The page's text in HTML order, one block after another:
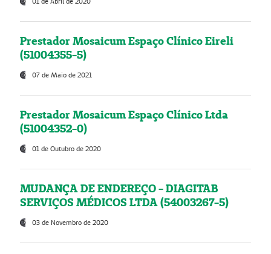
Prestador Mosaicum Espaço Clínico Eireli
(51004355-5)
07 de Maio de 2021
Prestador Mosaicum Espaço Clínico Ltda
(51004352-0)
01 de Outubro de 2020
MUDANÇA DE ENDEREÇO - DIAGITAB
SERVIÇOS MÉDICOS LTDA (54003267-5)
03 de Novembro de 2020